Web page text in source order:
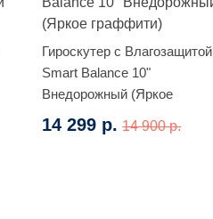
Гироскутер с Влагозащитой
Smart Balance 10"
Внедорожный (Яркое
граффити)
14 299 р. 14 900 р.